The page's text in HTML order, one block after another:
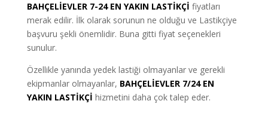
BAHÇELİEVLER 7-24 EN YAKIN LASTİKÇİ fiyatları
merak edilir. İlk olarak sorunun ne olduğu ve Lastikçiye
başvuru şekli önemlidir. Buna gitti fiyat seçenekleri
sunulur.
Özellikle yanında yedek lastiği olmayanlar ve gerekli
ekipmanlar olmayanlar, BAHÇELİEVLER 7/24 EN
YAKIN LASTİKÇİ hizmetini daha çok talep eder.